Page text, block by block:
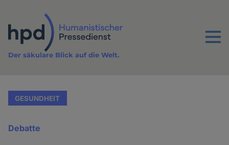
Inhalt
Menu
Der säkulare Blick auf die Welt.
GESUNDHEIT
Debatte